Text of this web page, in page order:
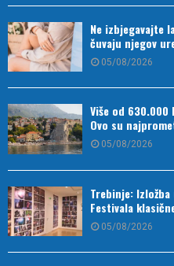
Ne izbjegavajte
čuvaju njegov
05/08/2026
Više od
Ovo su
05/08/2026
Trebinje:
Festivala
05/08/2026